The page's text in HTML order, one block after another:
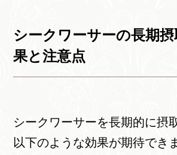
シークワーサーの長期
果と注意点
シークワーサーを長期的に摂
以下のような効果が期待でき